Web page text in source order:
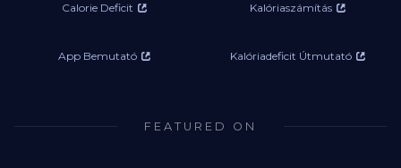
Calorie Deficit Kalóriaszámítás
App Bemutató Kalóriadeficit Útmutató
FEATURED ON